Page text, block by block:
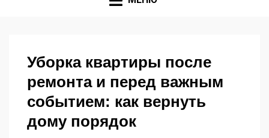
Уборка квартиры после
ремонта и перед важным
событием: как вернуть
дому порядок